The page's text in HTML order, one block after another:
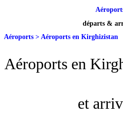
départs &
Aéroports > Aéroports en Kirghizistan
Aéroports en
et